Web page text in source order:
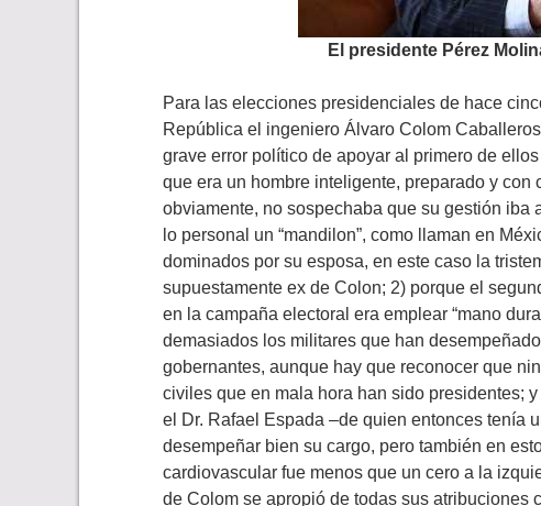
El presidente Pérez
Para las elecciones presidenciales de hace
República el ingeniero Álvaro Colom
grave error político de apoyar al primero de
que era un hombre inteligente, preparado y
obviamente, no sospechaba que su gestión iba
lo personal un “mandilon”, como llaman en
dominados por su esposa, en este caso la
supuestamente ex de Colon; 2) porque el
en la campaña electoral era emplear “mano
demasiados los militares que han
gobernantes, aunque hay que reconocer que
civiles que en mala hora han sido presidentes;
el Dr. Rafael Espada –de quien entonces tenía
desempeñar bien su cargo, pero también en
cardiovascular fue menos que un cero a la
de Colom se apropió de todas sus atribuciones